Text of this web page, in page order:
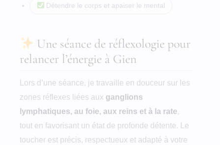
Détendre le corps et apaiser le mental
Une séance de réflexologie pour
relancer l’énergie à Gien
Lors d’une séance, je travaille en douceur sur les
zones réflexes liées aux ganglions
lymphatiques, au foie, aux reins et à la rate,
tout en favorisant un état de profonde détente. Le
toucher est précis, respectueux et adapté à votre